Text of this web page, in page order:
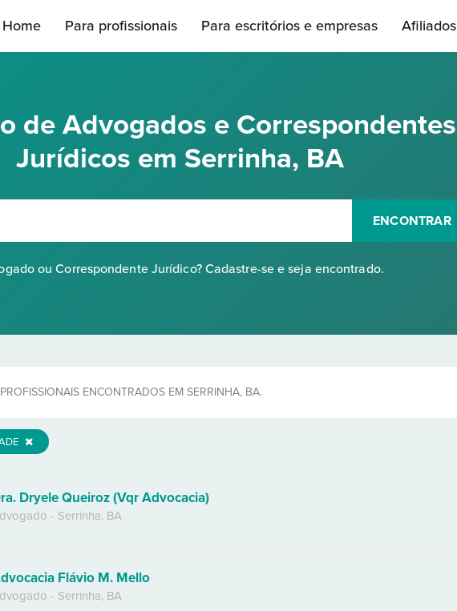
Home Para profissionais Para escritórios e empresas Afiliados
de Advogados e Correspondentes
Jurídicos em Serrinha, BA
ENCONTRAR
ou Correspondente Jurídico? Cadastre-se e seja encontrado.
PROFISSIONAIS ENCONTRADOS EM SERRINHA, BA.
Dryele Queiroz (Vqr Advocacia)
- Serrinha, BA
Flávio M. Mello
- Serrinha, BA